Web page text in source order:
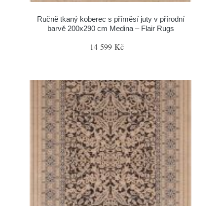
Ručně tkaný koberec s příměsí juty v přírodní
barvě 200x290 cm Medina – Flair Rugs
14 599 Kč